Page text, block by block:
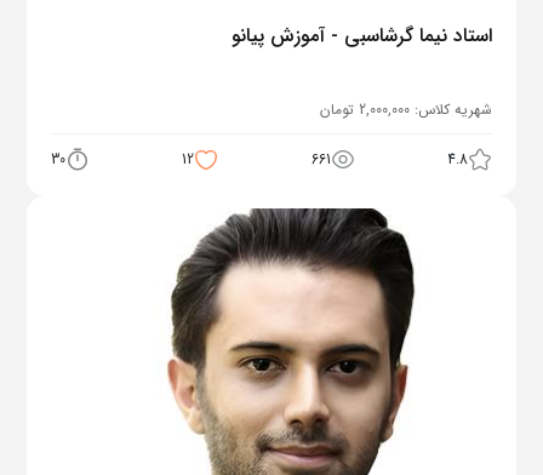
استاد نیما گرشاسبی - آموزش پیانو
شهریه کلاس: 2,000,000 تومان
4.8
661
12
30